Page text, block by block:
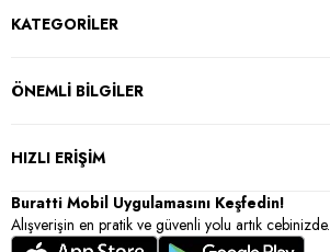
KATEGORİLER
ÖNEMLİ BİLGİLER
HIZLI ERİŞİM
Buratti Mobil Uygulamasını Keşfedin!
Alışverişin en pratik ve güvenli yolu artık cebinizde.